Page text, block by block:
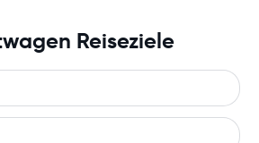
Reiseziele